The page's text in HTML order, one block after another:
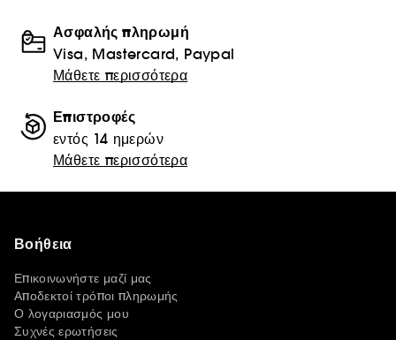
Ασφαλής πληρωμή
Visa, Mastercard, Paypal
Μάθετε περισσότερα
Επιστροφές
εντός 14 ημερών
Μάθετε περισσότερα
Βοήθεια
Επικοινωνήστε μαζί μας
Αποδεκτοί τρόποι πληρωμής
Ο λογαριασμός μου
Συχνές ερωτήσεις